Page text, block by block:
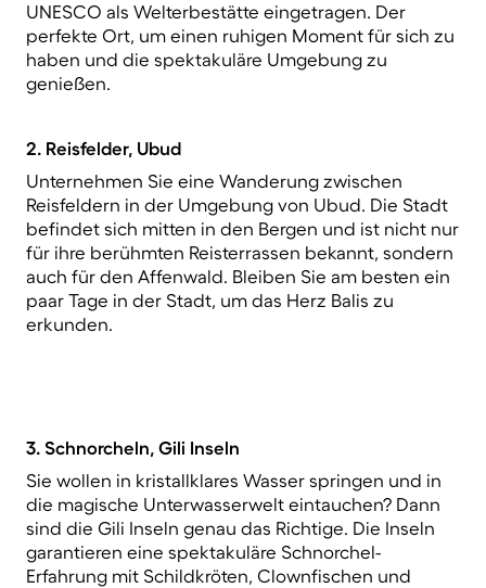
UNESCO als Welterbestätte eingetragen. Der
perfekte Ort, um einen ruhigen Moment für sich zu
haben und die spektakuläre Umgebung zu
genießen.
2. Reisfelder, Ubud
Unternehmen Sie eine Wanderung zwischen
Reisfeldern in der Umgebung von Ubud. Die Stadt
befindet sich mitten in den Bergen und ist nicht nur
für ihre berühmten Reisterrassen bekannt, sondern
auch für den Affenwald. Bleiben Sie am besten ein
paar Tage in der Stadt, um das Herz Balis zu
erkunden.
3. Schnorcheln, Gili Inseln
Sie wollen in kristallklares Wasser springen und in
die magische Unterwasserwelt eintauchen? Dann
sind die Gili Inseln genau das Richtige. Die Inseln
garantieren eine spektakuläre Schnorchel-
Erfahrung mit Schildkröten, Clownfischen und